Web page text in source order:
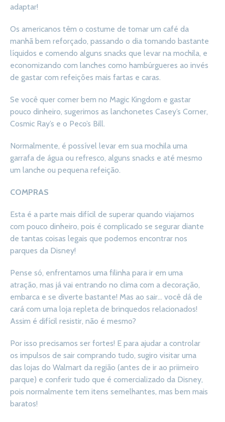
adaptar!
Os americanos têm o costume de tomar um café da
manhã bem reforçado, passando o dia tomando bastante
líquidos e comendo alguns snacks que levar na mochila, e
economizando com lanches como hambúrgueres ao invés
de gastar com refeições mais fartas e caras.
Se você quer comer bem no Magic Kingdom e gastar
pouco dinheiro, sugerimos as lanchonetes Casey’s Corner,
Cosmic Ray’s e o Peco’s Bill.
Normalmente, é possível levar em sua mochila uma
garrafa de água ou refresco, alguns snacks e até mesmo
um lanche ou pequena refeição.
COMPRAS
Esta é a parte mais difícil de superar quando viajamos
com pouco dinheiro, pois é complicado se segurar diante
de tantas coisas legais que podemos encontrar nos
parques da Disney!
Pense só, enfrentamos uma filinha para ir em uma
atração, mas já vai entrando no clima com a decoração,
embarca e se diverte bastante! Mas ao sair… você dá de
cará com uma loja repleta de brinquedos relacionados!
Assim é difícil resistir, não é mesmo?
Por isso precisamos ser fortes! E para ajudar a controlar
os impulsos de sair comprando tudo, sugiro visitar uma
das lojas do Walmart da região (antes de ir ao priimeiro
parque) e conferir tudo que é comercializado da Disney,
pois normalmente tem itens semelhantes, mas bem mais
baratos!